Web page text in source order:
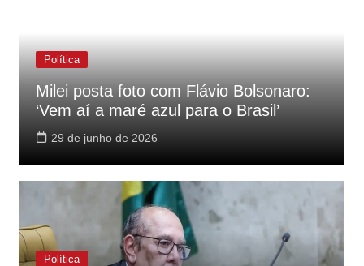
Política
Milei posta foto com Flávio Bolsonaro:
‘Vem aí a maré azul para o Brasil’
29 de junho de 2026
Política